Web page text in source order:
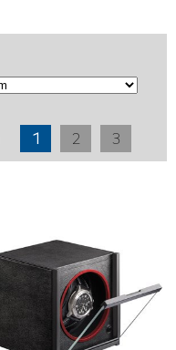
1 2 3